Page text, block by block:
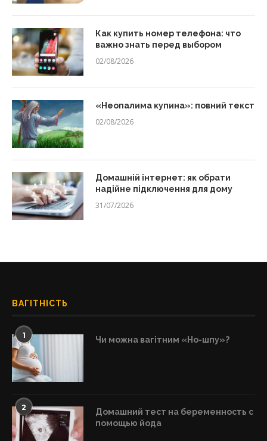
Как купить номер телефона: что
важно знать перед выбором
02/08/2026
«Неопалима купина»: повний текст
02/08/2026
Домашній інтернет: як обрати
надійне підключення для дому
31/07/2026
ВАГІТНІСТЬ
1 Чи можна вагітним «Но-шпу»?
2
Домашний тест на беременность с
помощью йода